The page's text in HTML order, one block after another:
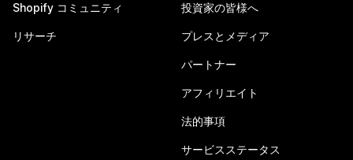
Shopify コミュニティ
リサーチ
投資家の皆様へ
プレスとメディア
パートナー
アフィリエイト
法的事項
サービスステータス